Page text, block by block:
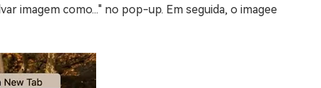
imagem como..." no pop-up. Em seguida, o imagee